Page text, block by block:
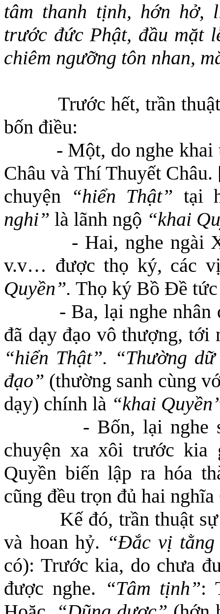
tâm thanh tịnh, hớn
trước đức Phật, đầu mặt
chiêm ngưỡng tôn nhan,
Trước hết, trần
bốn điều:
- Một, do nghe khai
Châu và Thí Thuyết
chuyện “hiển Thật” tại
nghi” là lãnh ngộ “khai
- Hai, nghe ngài
v.v… được thọ ký, các
Quyền”. Thọ ký Bồ Đề
- Ba, lại nghe
đã dạy đạo vô thượng, tới
“hiển Thật”. “Thường
đạo” (thường sanh cùng
dạy) chính là “khai Quyền
- Bốn, lại nghe
chuyện xa xôi trước kia
Quyền biến lập ra hóa
cũng đều trọn đủ hai
Kế đó, trần thuật
và hoan hỷ. “Đắc vị tằng
có): Trước kia, do chưa
được nghe. “Tâm tịnh”: